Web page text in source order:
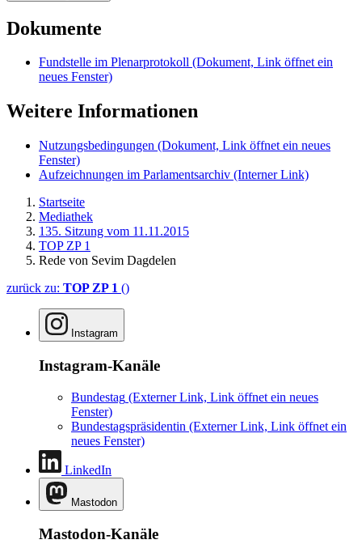
Dokumente
Fundstelle im Plenarprotokoll (Dokument, Link öffnet ein
neues Fenster)
Weitere Informationen
Nutzungsbedingungen (Dokument, Link öffnet ein neues
Fenster)
Aufzeichnungen im Parlamentsarchiv (Interner Link)
Startseite
Mediathek
135. Sitzung vom 11.11.2015
TOP ZP 1
Rede von Sevim Dagdelen
zurück zu: TOP ZP 1 ()
Instagram
Instagram-Kanäle
Bundestag (Externer Link, Link öffnet ein neues
Fenster)
Bundestagspräsidentin (Externer Link, Link öffnet ein
neues Fenster)
LinkedIn
Mastodon
Mastodon-Kanäle